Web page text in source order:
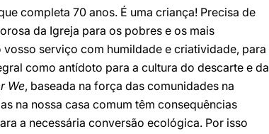
completa 70 anos. É uma criança! Precisa de
da Igreja para os pobres e os mais
serviço com humildade e criatividade, para
como antídoto para a cultura do descarte e da
We, baseada na força das comunidades na
na nossa casa comum têm consequências
a necessária conversão ecológica. Por isso